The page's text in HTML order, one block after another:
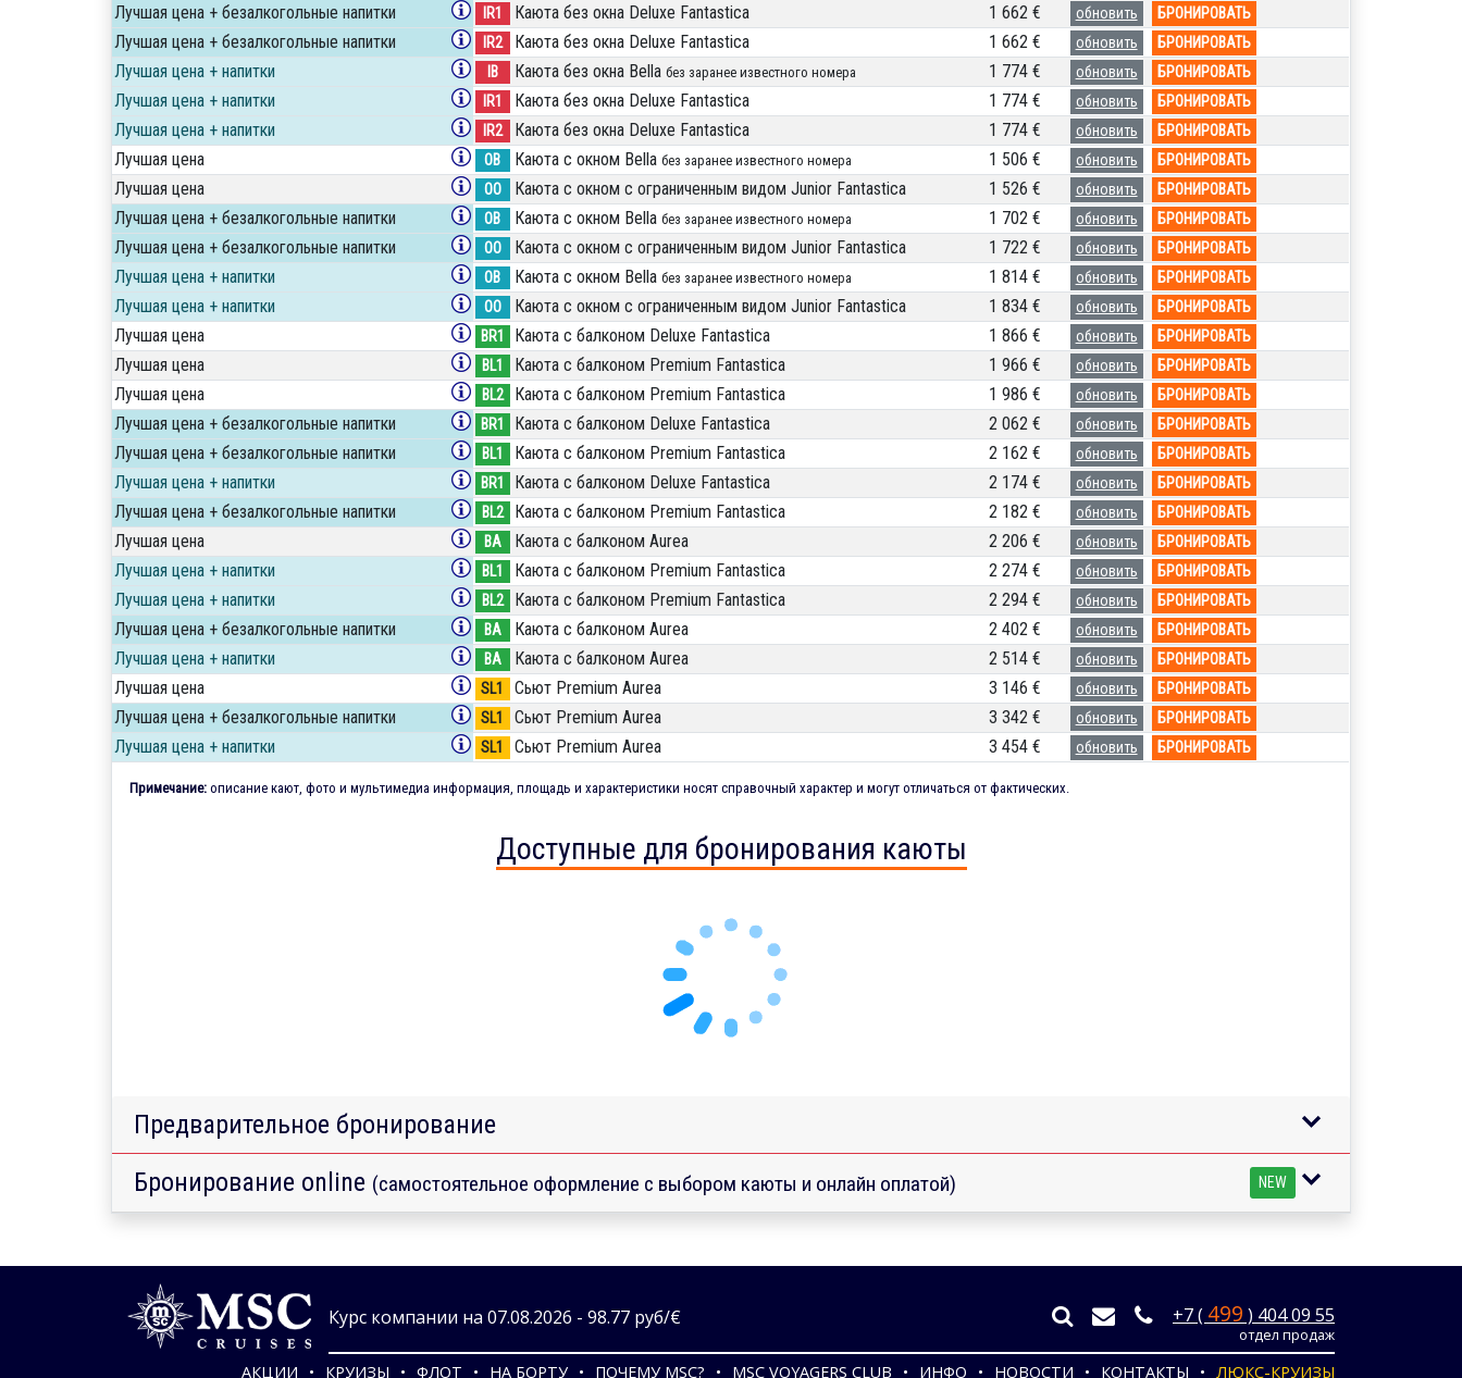
Лучшая цена + безалкогольные напитки IR1 Каюта без окна Deluxe Fantastica 1 662 € обновить БРОНИРОВАТЬ
Лучшая цена + безалкогольные напитки IR2 Каюта без окна Deluxe Fantastica 1 662 € обновить БРОНИРОВАТЬ
Лучшая цена + напитки IB Каюта без окна Bella без заранее известного номера 1 774 € обновить БРОНИРОВАТЬ
Лучшая цена + напитки IR1 Каюта без окна Deluxe Fantastica 1 774 € обновить БРОНИРОВАТЬ
Лучшая цена + напитки IR2 Каюта без окна Deluxe Fantastica 1 774 € обновить БРОНИРОВАТЬ
Лучшая цена OB Каюта с окном Bella без заранее известного номера 1 506 € обновить БРОНИРОВАТЬ
Лучшая цена OO Каюта с окном с ограниченным видом Junior Fantastica 1 526 € обновить БРОНИРОВАТЬ
Лучшая цена + безалкогольные напитки OB Каюта с окном Bella без заранее известного номера 1 702 € обновить БРОНИРОВАТЬ
Лучшая цена + безалкогольные напитки OO Каюта с окном с ограниченным видом Junior Fantastica 1 722 € обновить БРОНИРОВАТЬ
Лучшая цена + напитки OB Каюта с окном Bella без заранее известного номера 1 814 € обновить БРОНИРОВАТЬ
Лучшая цена + напитки OO Каюта с окном с ограниченным видом Junior Fantastica 1 834 € обновить БРОНИРОВАТЬ
Лучшая цена BR1 Каюта с балконом Deluxe Fantastica 1 866 € обновить БРОНИРОВАТЬ
Лучшая цена BL1 Каюта с балконом Premium Fantastica 1 966 € обновить БРОНИРОВАТЬ
Лучшая цена BL2 Каюта с балконом Premium Fantastica 1 986 € обновить БРОНИРОВАТЬ
Лучшая цена + безалкогольные напитки BR1 Каюта с балконом Deluxe Fantastica 2 062 € обновить БРОНИРОВАТЬ
Лучшая цена + безалкогольные напитки BL1 Каюта с балконом Premium Fantastica 2 162 € обновить БРОНИРОВАТЬ
Лучшая цена + напитки BR1 Каюта с балконом Deluxe Fantastica 2 174 € обновить БРОНИРОВАТЬ
Лучшая цена + безалкогольные напитки BL2 Каюта с балконом Premium Fantastica 2 182 € обновить БРОНИРОВАТЬ
Лучшая цена BA Каюта с балконом Aurea 2 206 € обновить БРОНИРОВАТЬ
Лучшая цена + напитки BL1 Каюта с балконом Premium Fantastica 2 274 € обновить БРОНИРОВАТЬ
Лучшая цена + напитки BL2 Каюта с балконом Premium Fantastica 2 294 € обновить БРОНИРОВАТЬ
Лучшая цена + безалкогольные напитки BA Каюта с балконом Aurea 2 402 € обновить БРОНИРОВАТЬ
Лучшая цена + напитки BA Каюта с балконом Aurea 2 514 € обновить БРОНИРОВАТЬ
Лучшая цена SL1 Сьют Premium Aurea 3 146 € обновить БРОНИРОВАТЬ
Лучшая цена + безалкогольные напитки SL1 Сьют Premium Aurea 3 342 € обновить БРОНИРОВАТЬ
Лучшая цена + напитки SL1 Сьют Premium Aurea 3 454 € обновить БРОНИРОВАТЬ
Примечание: описание кают, фото и мультимедиа информация, площадь и характеристики носят справочный характер и могут отличаться от фактических.
Доступные для бронирования каюты
Предварительное бронирование
Бронирование online (самостоятельное оформление с выбором каюты и онлайн оплатой) NEW
Курс компании на 07.08.2026 - 98.77 руб/€ +7 ( 499 ) 404 09 55
отдел продаж
АКЦИИ КРУИЗЫ ФЛОТ НА БОРТУ ПОЧЕМУ MSC? MSC VOYAGERS CLUB ИНФО НОВОСТИ КОНТАКТЫ ЛЮКС-КРУИЗЫ